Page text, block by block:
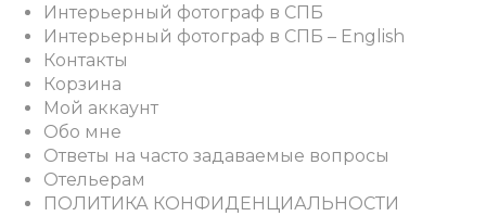
Интерьерный фотограф в СПБ
Интерьерный фотограф в СПБ – English
Контакты
Корзина
Мой аккаунт
Обо мне
Ответы на часто задаваемые вопросы
Отельерам
ПОЛИТИКА КОНФИДЕНЦИАЛЬНОСТИ